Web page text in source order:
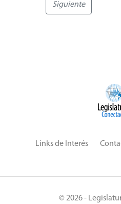
Siguiente
Links de Interés
© 2026 -